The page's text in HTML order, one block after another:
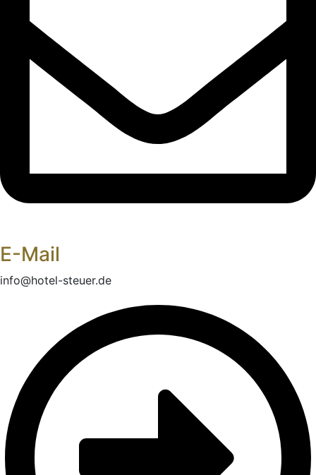
E-Mail
info@hotel-steuer.de